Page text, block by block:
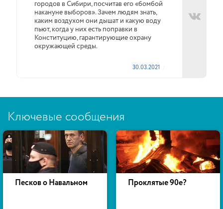
городов в Сибири, посчитав его «бомбой
накануне выборов». Зачем людям знать,
каким воздухом они дышат и какую воду
пьют, когда у них есть поправки в
Конституцию, гарантирующие охрану
окружающей среды.
30.03.2021
Ключевые сообщения
Песков о Навальном Проклятые 90е?